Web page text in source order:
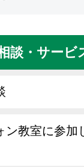
談・サービ
ン教室に参加